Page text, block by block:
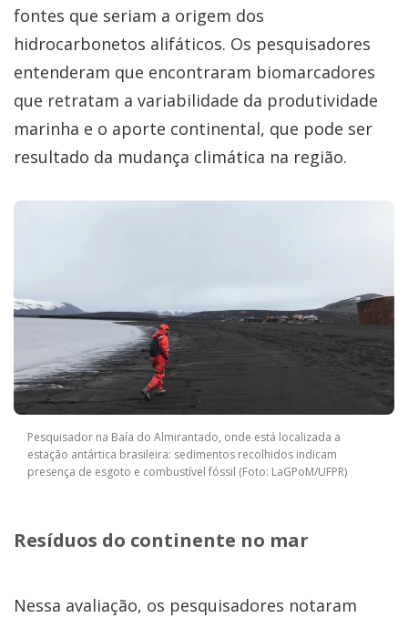
fontes que seriam a origem dos
hidrocarbonetos alifáticos. Os pesquisadores
entenderam que encontraram biomarcadores
que retratam a variabilidade da produtividade
marinha e o aporte continental, que pode ser
resultado da mudança climática na região.
Pesquisador na Baía do Almirantado, onde está localizada a
estação antártica brasileira: sedimentos recolhidos indicam
presença de esgoto e combustível fóssil (Foto: LaGPoM/UFPR)
Resíduos do continente no mar
Nessa avaliação, os pesquisadores notaram